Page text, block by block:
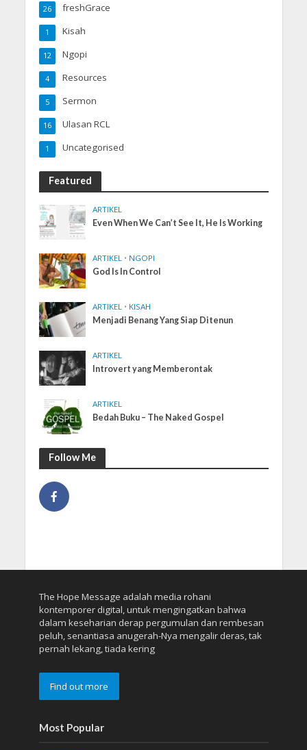
freshGrace
26
Kisah
1
Ngopi
12
Resources
4
Sermon
5
Ulasan RCL
16
Uncategorised
1
Featured
ARTIKEL
Even When We Can’t See It, He Is Working
ARTIKEL • NGOPI
God Is In Control
ARTIKEL • KISAH
Menjadi Benang Yang Siap Ditenun
ARTIKEL
Introvert yang Memberontak
ARTIKEL
Bedah Buku – The Naked Gospel
Follow Me
The Hope Message adalah media rohani
kontemporer digital, untuk mengingatkan bahwa
dalam keseharian derap pergumulan dan rembesan
peluh, senantiasa anugerah-Nya mengalir deras, tak
pernah lekang, tiada kering
Find out more
Most Popular